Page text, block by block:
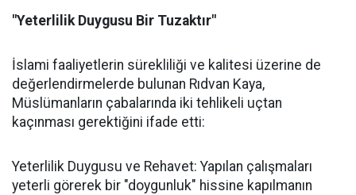
"Yeterlilik Duygusu Bir Tuzaktır"
İslami faaliyetlerin sürekliliği ve kalitesi üzerine de
değerlendirmelerde bulunan Rıdvan Kaya,
Müslümanların çabalarında iki tehlikeli uçtan
kaçınması gerektiğini ifade etti:
Yeterlilik Duygusu ve Rehavet: Yapılan çalışmaları
yeterli görerek bir "doygunluk" hissine kapılmanın